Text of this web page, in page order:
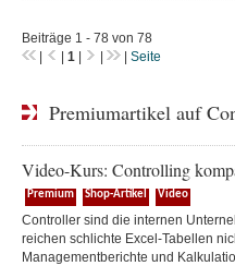
Beiträge 1 - 78 von 78
1 Seite
Premiumartikel auf
Video-Kurs: Controlling
Premium Shop-Artikel Video
Controller sind die internen
reichen schlichte Excel-Tabellen
Managementberichte und